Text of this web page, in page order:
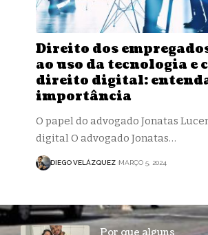
Direito dos
ao uso da tecnologia e
direito digital:
importância
O papel do advogado Jonatas
digital O advogado Jonatas…
DIEGO VELÁZQUEZ MARÇO 5, 2024